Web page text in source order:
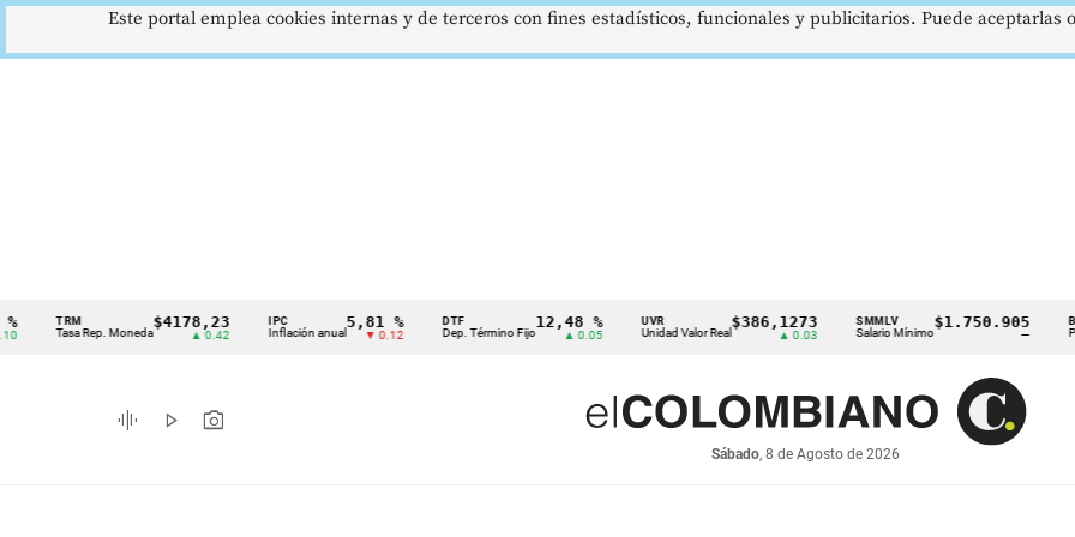
Cintillo
indicadores
económicos
TRM
Tasa Rep. Moneda
$4178,23
▲ 0.42
IPC
Inflación anual
5,81 %
▼ 0.12
DTF
Dep. Término Fijo
12,48 %
▲ 0.05
UVR
Unidad Valor Real
$386,1273
▲ 0.03
SMMLV
Salario Mínimo
$1.750.905 BRENT
Petróleo
graphic_eq play_arrow photo_camera
Sábado, 8 de Agosto de 2026
Este portal emplea cookies internas y de terceros con fines estadísticos, funcionales y publicitarios. Puede aceptarlas